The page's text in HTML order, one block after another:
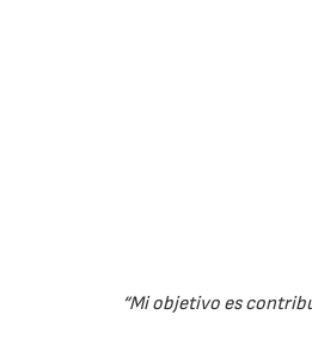
“Mi objetivo es